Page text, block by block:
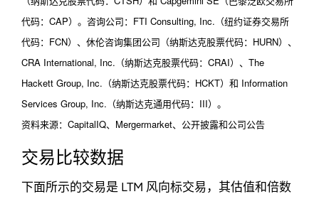
代码：CAP）。咨询公司：FTI Consulting, Inc.（纽约证券交易所
代码：FCN）、休伦咨询集团公司（纳斯达克股票代码：HURN）、
CRA International, Inc.（纳斯达克股票代码：CRAI）、The
Hackett Group, Inc.（纳斯达克股票代码：HCKT）和 Information
Services Group, Inc.（纳斯达克通用代码：III）。
资料来源：CapitalIQ、Mergermarket、公开披露和公司公告
交易比较数据
下面所示的交易是 LTM 风向标交易，其估值和倍数